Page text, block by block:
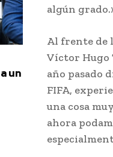
un
algún
Al frente de
Víctor Hugo
año pasado
FIFA,
una cosa
ahora